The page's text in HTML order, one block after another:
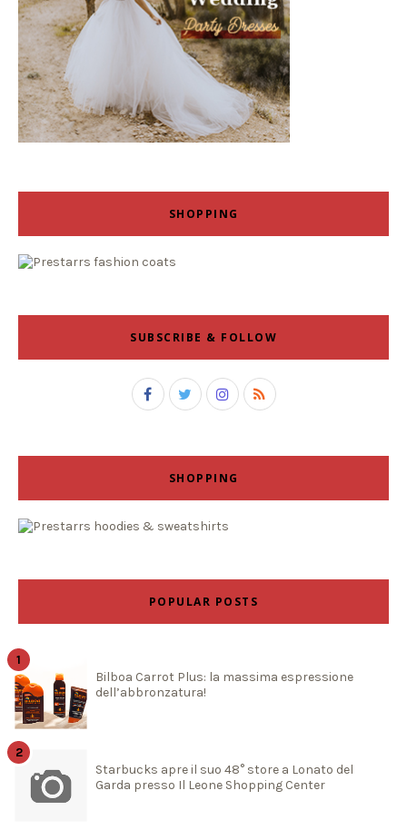
SHOPPING
SUBSCRIBE & FOLLOW
SHOPPING
POPULAR POSTS
Bilboa Carrot Plus: la massima espressione
dell’abbronzatura!
Starbucks apre il suo 48° store a Lonato del
Garda presso Il Leone Shopping Center